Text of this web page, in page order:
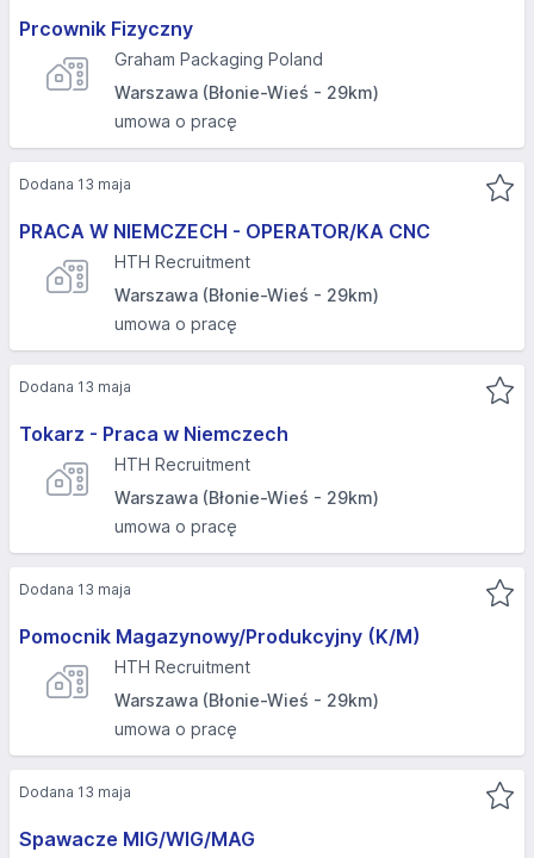
Prcownik Fizyczny
Graham Packaging Poland
Warszawa (Błonie-Wieś - 29km)
umowa o pracę
PRACA W NIEMCZECH - OPERATOR/KA CNC
HTH Recruitment
Warszawa (Błonie-Wieś - 29km)
umowa o pracę
Dodana 13 maja
Tokarz - Praca w Niemczech
HTH Recruitment
Warszawa (Błonie-Wieś - 29km)
umowa o pracę
Dodana 13 maja
Pomocnik Magazynowy/Produkcyjny (K/M)
HTH Recruitment
Warszawa (Błonie-Wieś - 29km)
umowa o pracę
Dodana 13 maja
Spawacze MIG/WIG/MAG
Dodana 13 maja